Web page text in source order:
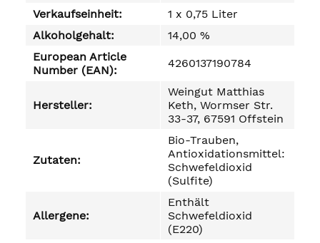
Verkaufseinheit:
1 x 0,75 Liter
Alkoholgehalt:
14,00 %
European Article
Number (EAN):
4260137190784
Hersteller:
Weingut Matthias
Keth, Wormser Str.
33-37, 67591 Offstein
Zutaten:
Bio-Trauben,
Antioxidationsmittel:
Schwefeldioxid
(Sulfite)
Allergene:
Enthält
Schwefeldioxid
(E220)